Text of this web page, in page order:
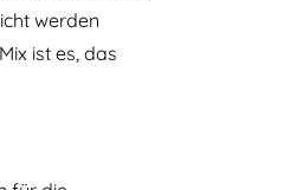
werden
ist es, das